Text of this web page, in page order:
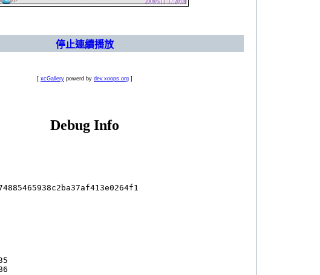
停止連續播放
[ xcGallery powerd by dev.xoops.org ]
Debug Info